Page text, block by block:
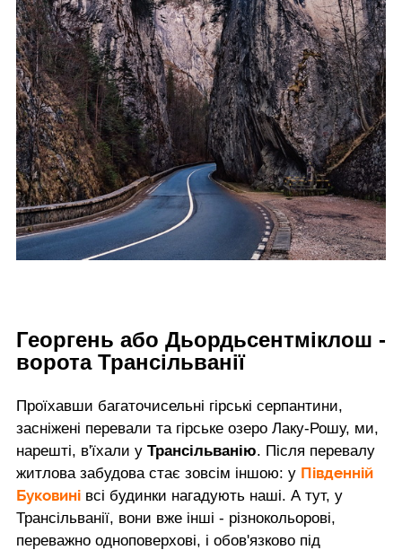
Георгень або Дьордьсентміклош -
ворота Трансільванії
Проїхавши багаточисельні гірські серпантини,
засніжені перевали та гірське озеро Лаку-Рошу, ми,
нарешті, в'їхали у Трансільванію. Після перевалу
житлова забудова стає зовсім іншою: у Південній
Буковині всі будинки нагадують наші. А тут, у
Трансільванії, вони вже інші - різнокольорові,
переважно одноповерхові, і обов'язково під